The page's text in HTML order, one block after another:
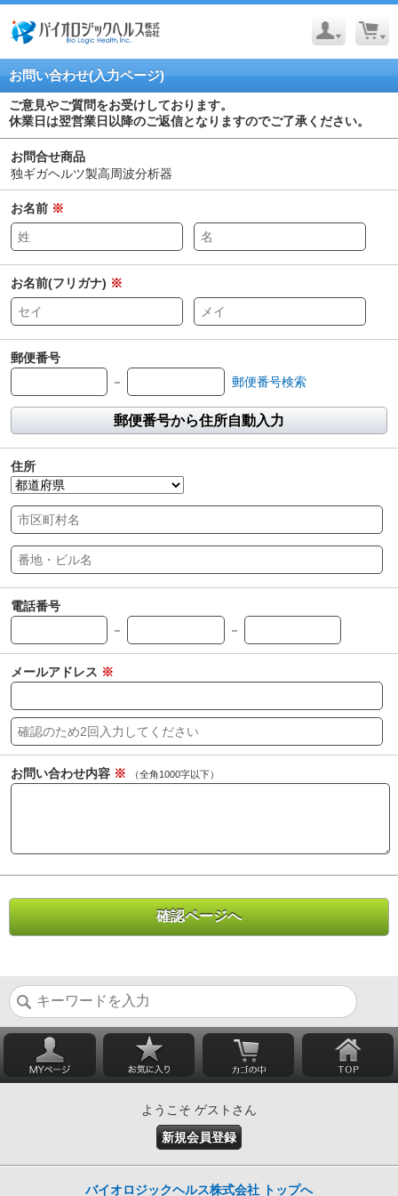
お問い合わせ(入力ページ)
ご意見やご質問をお受けしております。
休業日は翌営業日以降のご返信となりますのでご了承ください。
お問合せ商品
独ギガヘルツ製高周波分析器
お名前 ※
お名前(フリガナ) ※
郵便番号
－
郵便番号検索
郵便番号から住所自動入力
住所
電話番号
－
－
メールアドレス ※
お問い合わせ内容 ※ （全角1000字以下）
ようこそ ゲストさん
新規会員登録
バイオロジックヘルス株式会社 トップへ